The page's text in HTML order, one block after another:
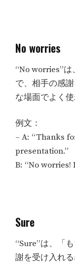
No worries
“No worries”
で、相手の感
な場面でよく使
例文：
– A: “Thanks
presentation.”
B: “No worries!
Sure
“Sure”は、「
謝を受け入れ